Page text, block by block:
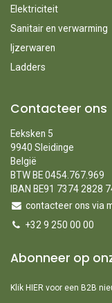
Elektriciteit
Sanitair en verwarming
Ijzerwaren
Ladders
Contacteer ons
Eeksken 5
9940 Sleidinge
België
BTW BE 0454.767.969
IBAN BE91 7374 2828
contacteer ons via
+32 9 250 00 00
Abonneer op
Klik HIER voor een B2B